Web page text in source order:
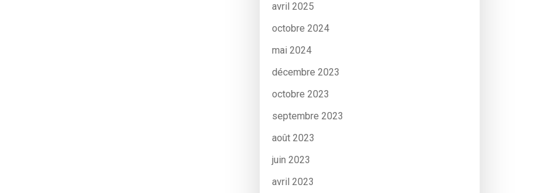
avril 2025
octobre 2024
mai 2024
décembre 2023
octobre 2023
septembre 2023
août 2023
juin 2023
avril 2023